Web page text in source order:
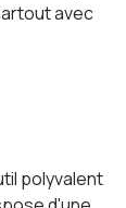
avec
polyvalent